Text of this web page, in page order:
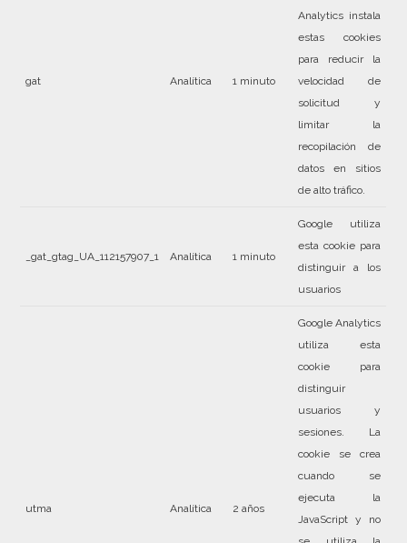
gat Analítica 1 minuto
Analytics instala
estas cookies
para reducir la
velocidad de
solicitud y
limitar la
recopilación de
datos en sitios
de alto tráfico.
_gat_gtag_UA_112157907_1 Analítica 1 minuto
Google utiliza
esta cookie para
distinguir a los
usuarios
utma Analítica 2 años
Google Analytics
utiliza esta
cookie para
distinguir
usuarios y
sesiones. La
cookie se crea
cuando se
ejecuta la
JavaScript y no